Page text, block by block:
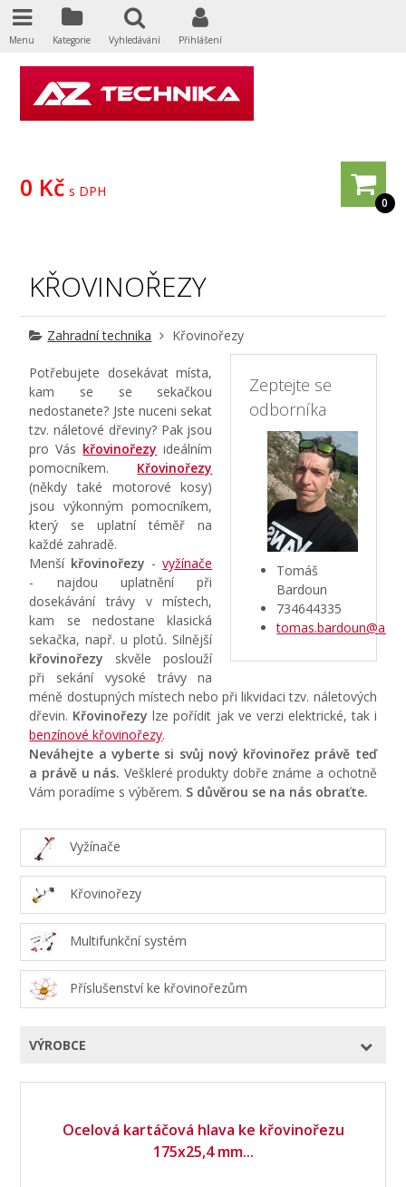
0
0 Kč s DPH
KŘOVINOŘEZY
Zahradní technika Křovinořezy
Zeptejte se
odborníka
Tomáš
Bardoun
734644335
Potřebujete dosekávat místa,
kam se se sekačkou
nedostanete? Jste nuceni sekat
tzv. náletové dřeviny? Pak jsou
pro Vás křovinořezy ideálním
pomocníkem. Křovinořezy
(někdy také motorové kosy)
jsou výkonným pomocníkem,
který se uplatní téměř na
každé zahradě.
Menší křovinořezy -vyžínače
- najdou uplatnění při
dosekávání trávy v místech,
kam se nedostane klasická
sekačka, např. u plotů. Silnější
křovinořezy skvěle poslouží
při sekání vysoké trávy na
méně dostupných místech nebo při likvidaci tzv. náletových
dřevin. Křovinořezy lze pořídit jak ve verzi elektrické, tak i
benzínové křovinořezy.
Neváhejte a vyberte si svůj nový křovinořez právě teď
a právě u nás. Veškleré produkty dobře známe a ochotně
Vám poradíme s výběrem. S důvěrou se na nás obraťte.
Vyžínače
Křovinořezy
Multifunkční systém
Příslušenství ke křovinořezům
VÝROBCE
Ocelová kartáčová hlava ke křovinořezu
175x25,4 mm...
Menu Kategorie Vyhledávání Přihlášení